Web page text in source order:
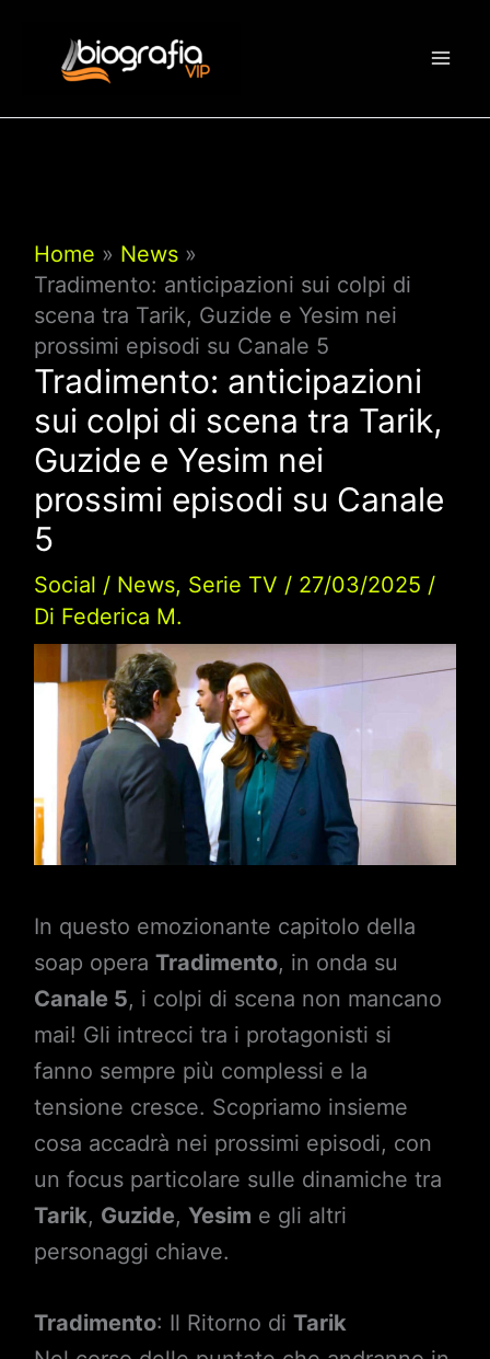
contenuto
Home
News
Tradimento: anticipazioni sui colpi di
scena tra Tarik, Guzide e Yesim nei
prossimi episodi su Canale 5
Tradimento: anticipazioni
sui colpi di scena tra Tarik,
Guzide e Yesim nei
prossimi episodi su Canale
5
Social / News, Serie TV / 27/03/2025 /
Di Federica M.
In questo emozionante capitolo della
soap opera Tradimento, in onda su
Canale 5, i colpi di scena non mancano
mai! Gli intrecci tra i protagonisti si
fanno sempre più complessi e la
tensione cresce. Scopriamo insieme
cosa accadrà nei prossimi episodi, con
un focus particolare sulle dinamiche tra
Tarik, Guzide, Yesim e gli altri
personaggi chiave.
Tradimento: Il Ritorno di Tarik